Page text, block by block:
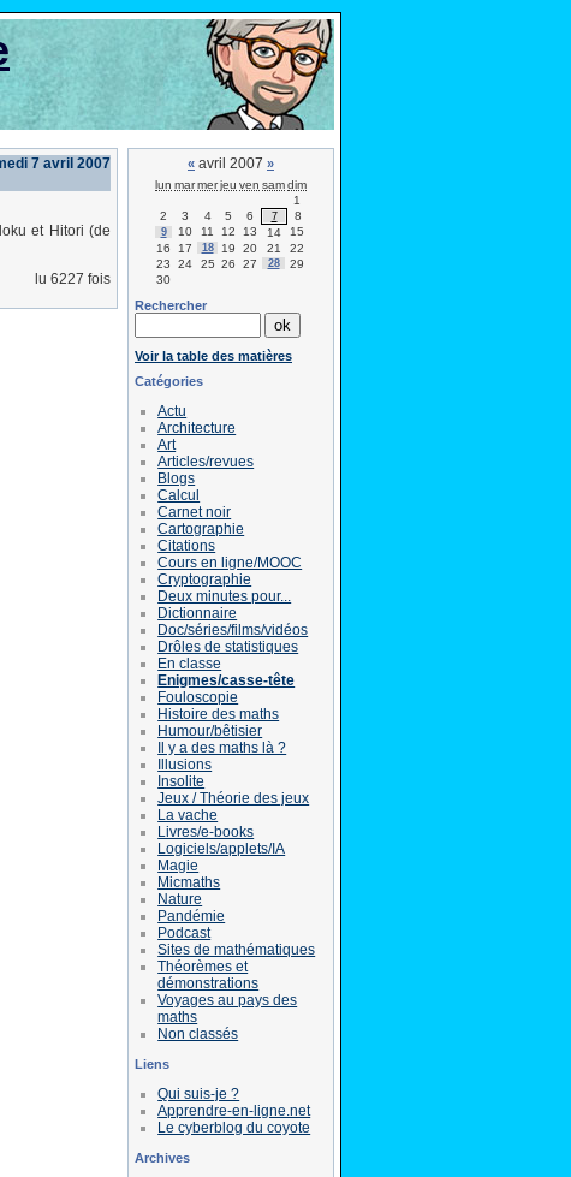
7 avril 2007
et Hitori (de
lu 6227 fois
« avril 2007 »
lun marmerjeu ven samdim
1
2
3 4 5 6 7 8
9 10 11 12 13 14
15
16
17 18 19 20 21
22
23
24 25 26 27 28
29
30
Rechercher
Voir la table des matières
Catégories
Actu
Architecture
Art
Articles/revues
Blogs
Calcul
Carnet noir
Cartographie
Citations
Cours en ligne/MOOC
Cryptographie
Deux minutes pour...
Dictionnaire
Doc/séries/films/vidéos
Drôles de statistiques
En classe
Enigmes/casse-tête
Fouloscopie
Histoire des maths
Humour/bêtisier
Il y a des maths là ?
Illusions
Insolite
Jeux / Théorie des jeux
La vache
Livres/e-books
Logiciels/applets/IA
Magie
Micmaths
Nature
Pandémie
Podcast
Sites de mathématiques
Théorèmes et
démonstrations
Voyages au pays des
maths
Non classés
Liens
Qui suis-je ?
Apprendre-en-ligne.net
Le cyberblog du coyote
Archives